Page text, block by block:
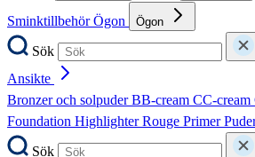
SminktillbehörÖgon Ögon
Sök
Ansikte
Bronzer och solpuderBB-cream CC-cream
Foundation HighlighterRouge Primer
Sök